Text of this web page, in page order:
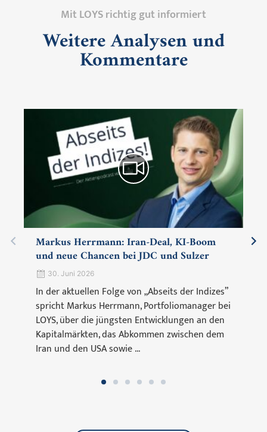
Mit LOYS richtig gut informiert
Weitere Analysen und
Kommentare
Markus Herrmann: Iran-Deal, KI-Boom
und neue Chancen bei JDC und Sulzer
30. Juni 2026
In der aktuellen Folge von „Abseits der Indizes”
spricht Markus Herrmann, Portfoliomanager bei
LOYS, über die jüngsten Entwicklungen an den
Kapitalmärkten, das Abkommen zwischen dem
Iran und den USA sowie ...